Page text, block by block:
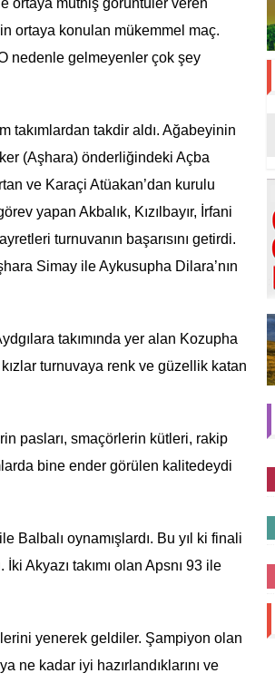
ortaya konulan mükemmel maç.
nedenle gelmeyenler çok şey
takımlardan takdir aldı. Ağabeyinin
(Aşhara) önderliğindeki Açba
ve Karaçi Atüakan’dan kurulu
yapan Akbalık, Kızılbayır, İrfani
turnuvanın başarısını getirdi.
Simay ile Aykusupha Dilara’nın
takımında yer alan Kozupha
turnuvaya renk ve güzellik katan
pasları, smaçörlerin kütleri, rakip
bine ender görülen kalitedeydi
Balbalı oynamışlardı. Bu yıl ki finali
Akyazı takımı olan Apsnı 93 ile
yenerek geldiler. Şampiyon olan
ne kadar iyi hazırlandıklarını ve